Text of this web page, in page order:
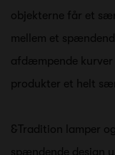
objekterne får et
mellem et
afdæmpende
produkter et helt
&Tradition lamper
spændende design